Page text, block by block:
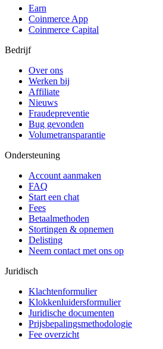
Earn
Coinmerce App
Coinmerce Capital
Bedrijf
Over ons
Werken bij
Affiliate
Nieuws
Fraudepreventie
Bug gevonden
Volumetransparantie
Ondersteuning
Account aanmaken
FAQ
Start een chat
Fees
Betaalmethoden
Stortingen & opnemen
Delisting
Neem contact met ons op
Juridisch
Klachtenformulier
Klokkenluidersformulier
Juridische documenten
Prijsbepalingsmethodologie
Fee overzicht